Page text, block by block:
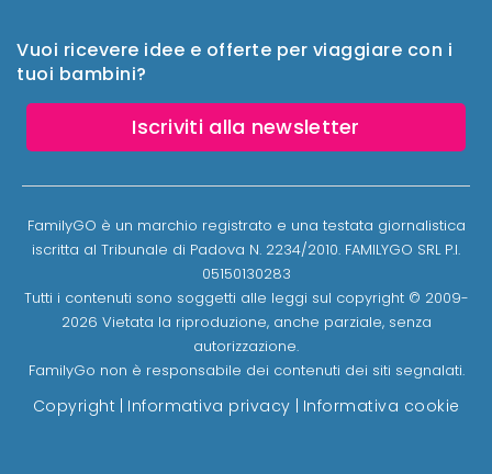
Vuoi ricevere idee e offerte per viaggiare con i
tuoi bambini?
Iscriviti alla newsletter
FamilyGO è un marchio registrato e una testata giornalistica
iscritta al Tribunale di Padova N. 2234/2010. FAMILYGO SRL P.I.
05150130283
Tutti i contenuti sono soggetti alle leggi sul copyright © 2009-
2026 Vietata la riproduzione, anche parziale, senza
autorizzazione.
FamilyGo non è responsabile dei contenuti dei siti segnalati.
Copyright | Informativa privacy | Informativa cookie